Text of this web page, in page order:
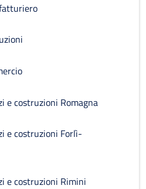
e costruzioni Romagna
e costruzioni Forlì-
e costruzioni Rimini